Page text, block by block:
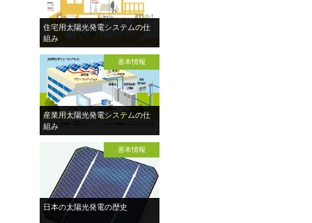
住宅用太陽光発電システムの仕
組み
基本情報
産業用太陽光発電システムの仕
組み
基本情報
日本の太陽光発電の歴史